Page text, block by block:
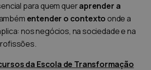
para quem queraprender a
entender o contextoonde a
nos negócios, na sociedade e na
da Escola de Transformação